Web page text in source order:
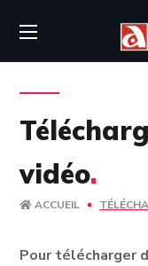
vidéo.
ACCUEIL
Pour télécharger